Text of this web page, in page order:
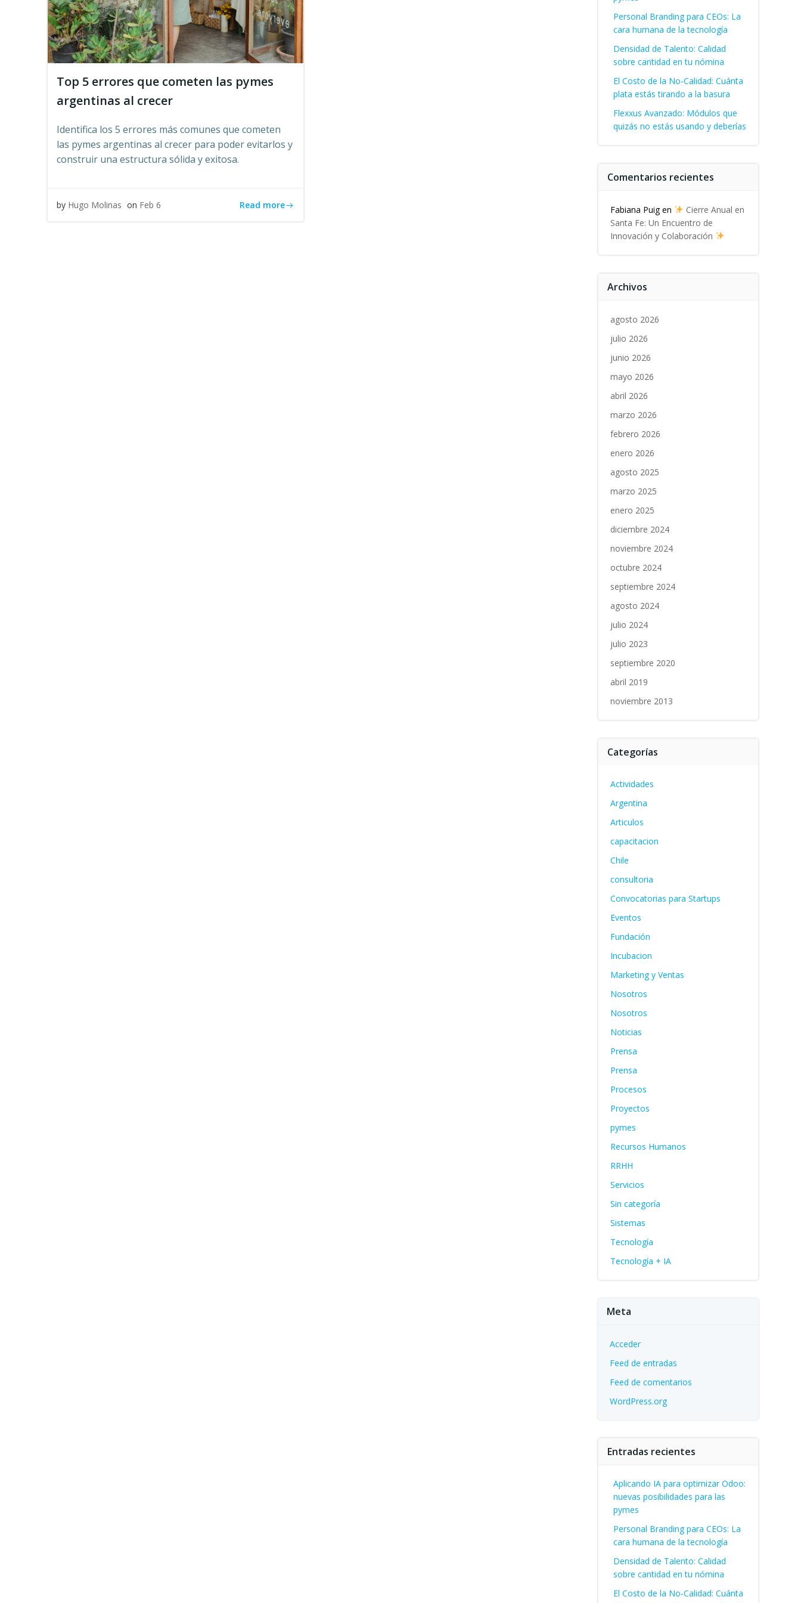
Top 5 errores que cometen las pymes
argentinas al crecer
Identifica los 5 errores más comunes que cometen
las pymes argentinas al crecer para poder evitarlos y
construir una estructura sólida y exitosa.
by Hugo Molinas on Feb 6 Read more
Personal Branding para CEOs: La
cara humana de la tecnología
Densidad de Talento: Calidad
sobre cantidad en tu nómina
El Costo de la No-Calidad: Cuánta
plata estás tirando a la basura
Flexxus Avanzado: Módulos que
quizás no estás usando y deberías
Comentarios recientes
Fabiana Puigen
Cierre Anual en
Santa Fe: Un Encuentro de
Innovación y Colaboración
Archivos
agosto 2026
julio 2026
junio 2026
mayo 2026
abril 2026
marzo 2026
febrero 2026
enero 2026
agosto 2025
marzo 2025
enero 2025
diciembre 2024
noviembre 2024
octubre 2024
septiembre 2024
agosto 2024
julio 2024
julio 2023
septiembre 2020
abril 2019
noviembre 2013
Categorías
Actividades
Argentina
Articulos
capacitacion
Chile
consultoria
Convocatorias para Startups
Eventos
Fundación
Incubacion
Marketing y Ventas
Nosotros
Nosotros
Noticias
Prensa
Prensa
Procesos
Proyectos
pymes
Recursos Humanos
RRHH
Servicios
Sin categoría
Sistemas
Tecnología
Tecnología + IA
Meta
Acceder
Feed de entradas
Feed de comentarios
WordPress.org
Entradas recientes
Aplicando IA para optimizar Odoo:
nuevas posibilidades para las
pymes
Personal Branding para CEOs: La
cara humana de la tecnología
Densidad de Talento: Calidad
sobre cantidad en tu nómina
El Costo de la No-Calidad: Cuánta